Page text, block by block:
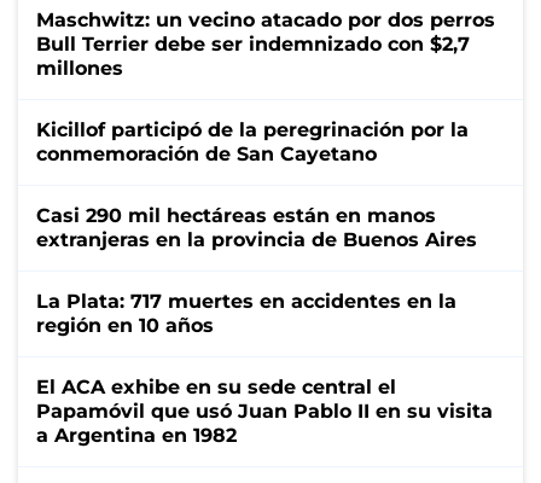
Maschwitz: un vecino atacado por dos perros
Bull Terrier debe ser indemnizado con $2,7
millones
Kicillof participó de la peregrinación por la
conmemoración de San Cayetano
Casi 290 mil hectáreas están en manos
extranjeras en la provincia de Buenos Aires
La Plata: 717 muertes en accidentes en la
región en 10 años
El ACA exhibe en su sede central el
Papamóvil que usó Juan Pablo II en su visita
a Argentina en 1982